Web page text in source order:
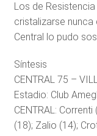
Los de
cristalizarse nunca
Central lo pudo
Síntesis
CENTRAL 75 –
Estadio: Club
CENTRAL:
(18); Zalio (14);